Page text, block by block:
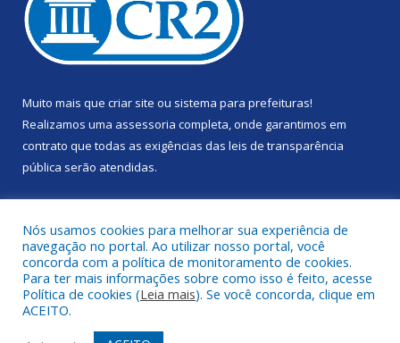
Muito mais que criar site ou sistema para prefeituras!
Realizamos uma assessoria completa, onde garantimos em
contrato que todas as exigências das leis de transparência
pública serão atendidas.
Todos os direitos reservados a Câmara Municipal de Portel.
Nós usamos cookies para melhorar sua experiência de
navegação no portal. Ao utilizar nosso portal, você
concorda com a política de monitoramento de cookies.
Para ter mais informações sobre como isso é feito, acesse
Política de cookies (Leia mais). Se você concorda, clique em
ACEITO.